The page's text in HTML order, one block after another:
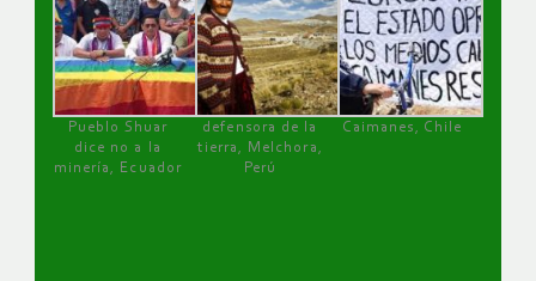
Pueblo Shuar
dice no a la
minería, Ecuador
defensora de la
tierra, Melchora,
Perú
Caimanes, Chile